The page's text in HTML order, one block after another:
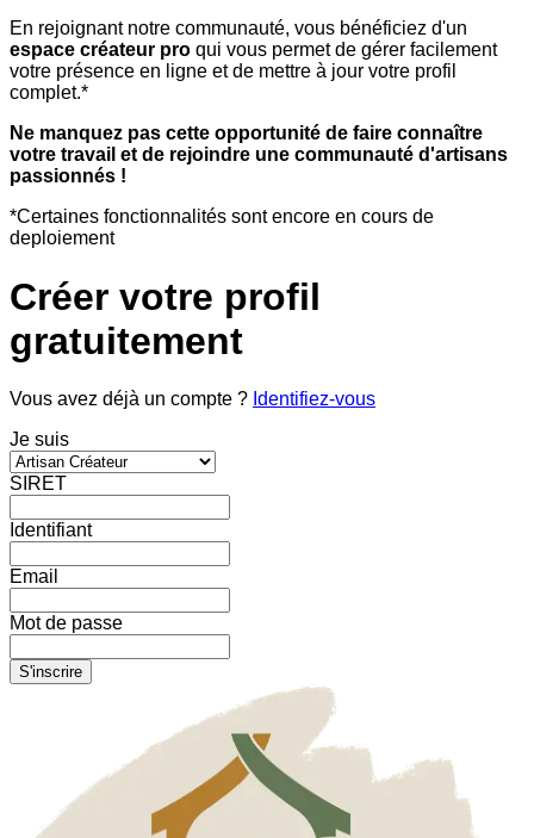
En rejoignant notre communauté, vous bénéficiez d'un
espace créateur pro qui vous permet de gérer facilement
votre présence en ligne et de mettre à jour votre profil
complet.*
Ne manquez pas cette opportunité de faire connaître
votre travail et de rejoindre une communauté d'artisans
passionnés !
*Certaines fonctionnalités sont encore en cours de
deploiement
Créer votre profil
gratuitement
Vous avez déjà un compte ? Identifiez-vous
Je suis
SIRET
Identifiant
Email
Mot de passe
S'inscrire